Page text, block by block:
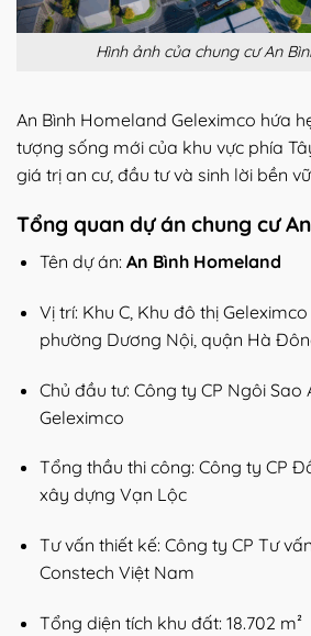
Hình ảnh của chung cư An
An Bình Homeland Geleximco hứa
tượng sống mới của khu vực phía
giá trị an cư, đầu tư và sinh lời bền
Tổng quan dự án chung cư
Tên dự án: An Bình Homeland
Vị trí: Khu C, Khu đô thị
phường Dương Nội, quận Hà
Chủ đầu tư: Công ty CP Ngôi Sao
Geleximco
Tổng thầu thi công: Công ty CP
xây dựng Vạn Lộc
Tư vấn thiết kế: Công ty CP Tư
Constech Việt Nam
Tổng diện tích khu đất: 18.702 m²